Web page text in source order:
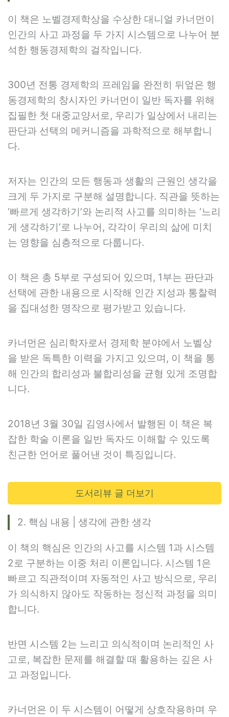
이 책은 노벨경제학상을 수상한 대니얼 카너먼이
인간의 사고 과정을 두 가지 시스템으로 나누어 분
석한 행동경제학의 걸작입니다.
300년 전통 경제학의 프레임을 완전히 뒤엎은 행
동경제학의 창시자인 카너먼이 일반 독자를 위해
집필한 첫 대중교양서로, 우리가 일상에서 내리는
판단과 선택의 메커니즘을 과학적으로 해부합니
다.
저자는 인간의 모든 행동과 생활의 근원인 생각을
크게 두 가지로 구분해 설명합니다. 직관을 뜻하는
‘빠르게 생각하기’와 논리적 사고를 의미하는 ‘느리
게 생각하기’로 나누어, 각각이 우리의 삶에 미치
는 영향을 심층적으로 다룹니다.
이 책은 총 5부로 구성되어 있으며, 1부는 판단과
선택에 관한 내용으로 시작해 인간 지성과 통찰력
을 집대성한 명작으로 평가받고 있습니다.
카너먼은 심리학자로서 경제학 분야에서 노벨상
을 받은 독특한 이력을 가지고 있으며, 이 책을 통
해 인간의 합리성과 불합리성을 균형 있게 조명합
니다.
2018년 3월 30일 김영사에서 발행된 이 책은 복
잡한 학술 이론을 일반 독자도 이해할 수 있도록
친근한 언어로 풀어낸 것이 특징입니다.
도서리뷰 글 더보기
2. 핵심 내용 | 생각에 관한 생각
이 책의 핵심은 인간의 사고를 시스템 1과 시스템
2로 구분하는 이중 처리 이론입니다. 시스템 1은
빠르고 직관적이며 자동적인 사고 방식으로, 우리
가 의식하지 않아도 작동하는 정신적 과정을 의미
합니다.
반면 시스템 2는 느리고 의식적이며 논리적인 사
고로, 복잡한 문제를 해결할 때 활용하는 깊은 사
고 과정입니다.
카너먼은 이 두 시스템이 어떻게 상호작용하며 우